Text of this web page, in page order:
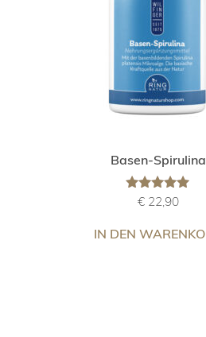
Basen-Spirulina
Bewertet mit
5.00
€ 22,90
IN DEN